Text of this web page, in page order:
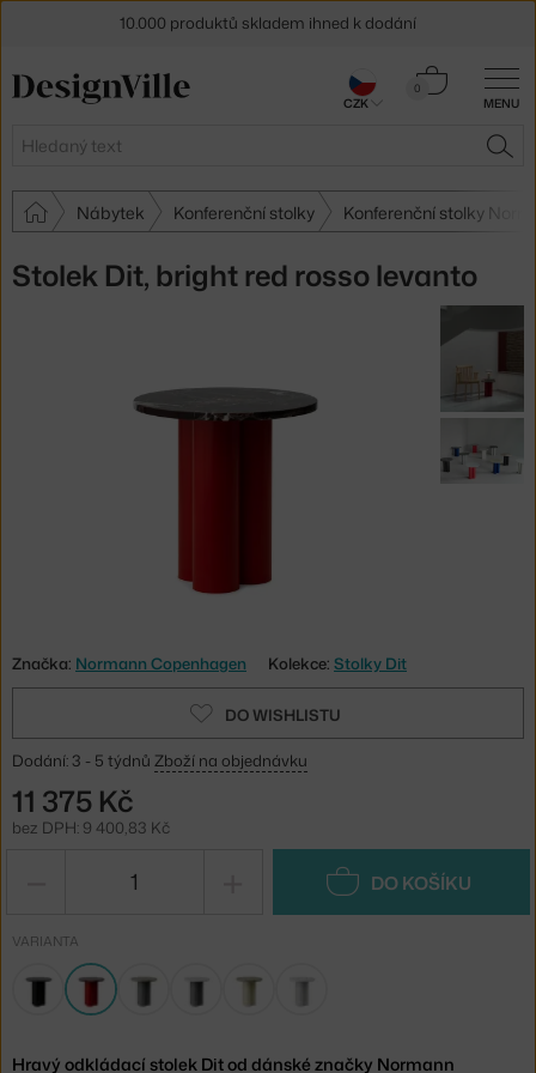
MENU
Hledat
0
Košík
Nábytek Konferenční stolky Konferenční stolky
Stolek Dit, bright red rosso levanto
Značka: Normann Copenhagen Kolekce: Stolky Dit
DO WISHLISTU
Dodání: 3 - 5 týdnů Zboží na objednávku
11 375 Kč
bez DPH: 9 400,83 Kč
DO KOŠÍKU
VARIANTA
Hravý odkládací stolek Dit od dánské značky Normann
10.000 produktů skladem ihned k dodání
Sleva 5 % pro odběratele
CZK